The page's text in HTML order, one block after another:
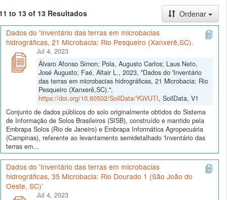
to 13 of 13 Resultados
Ordenar
Dados do 'Inventário das terras em microbacias
hidrográficas, 21 Microbacia: Rio Pesqueiro (Xanxerê,SC).
Jul 4, 2023
Álvaro Afonso Simon; Pola, Augusto Carlos; Laus Neto,
José Augusto; Faé, Altair L., 2023, "Dados do 'Inventário
das terras em microbacias hidrográficas, 21 Microbacia: Rio
Pesqueiro (Xanxerê,SC).",
https://doi.org/10.60502/SoilData/YGVUTI, SoilData, V1
Conjunto de dados públicos do solo originalmente obtidos do Sistema
de Informação de Solos Brasileiros (SISB), construído e mantido pela
Embrapa Solos (Rio de Janeiro) e Embrapa Informática Agropecuária
(Campinas), referente ao levantamento semidetalhado 'Inventário das
terras em...
Dados do 'Inventário das terras em microbacias
hidrográficas, 35 Microbacia: Rio Dourado 1 (São João do
Oeste, SC)'
Jul 4, 2023